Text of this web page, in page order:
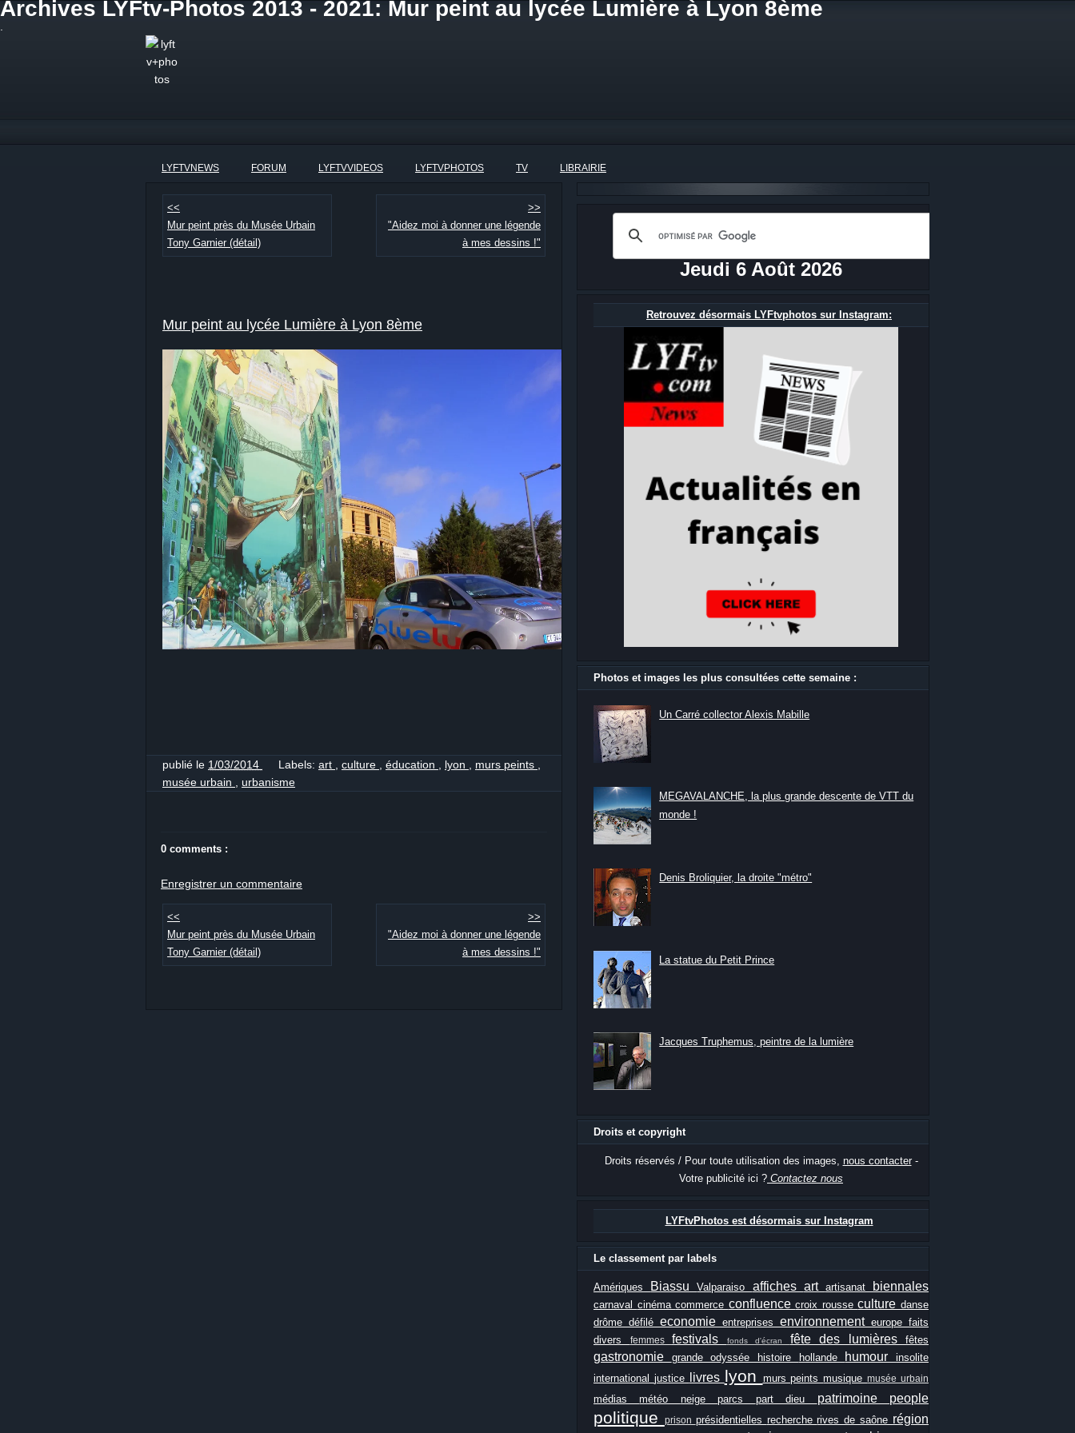
Archives LYFtv-Photos 2013 - 2021: Mur peint au lycée Lumière à Lyon 8ème
LYFTVNEWS FORUM LYFTVVIDEOS LYFTVPHOTOS TV LIBRAIRIE
<<
Mur peint près du Musée Urbain
Tony Garnier (détail)
>>
"Aidez moi à donner une légende
à mes dessins !"
Mur peint au lycée Lumière à Lyon 8ème
publié le 1/03/2014 Labels: art culture éducation lyon murs peints
musée urbain
urbanisme
0 comments :
Enregistrer un commentaire
<<
Mur peint près du Musée Urbain
Tony Garnier (détail)
>>
"Aidez moi à donner une légende
à mes dessins !"
Jeudi 6 Août 2026
Retrouvez désormais LYFtvphotos sur Instagram:
Photos et images les plus consultées cette semaine :
Un Carré collector Alexis Mabille
MEGAVALANCHE, la plus grande descente de VTT du
monde !
Denis Broliquier, la droite "métro"
La statue du Petit Prince
Jacques Truphemus, peintre de la lumière
Droits et copyright
Droits réservés / Pour toute utilisation des images, nous contacter-
Votre publicité ici ? Contactez nous
LYFtvPhotos est désormais sur Instagram
Le classement par labels
Amériques BiassuValparaiso affiches art artisanat biennales
carnaval cinémacommerce confluencecroix rousseculturedanse
drôme défilé economie entreprises environnement europe faits
divers
femmes festivals fonds d'écran fête des lumières fêtes
gastronomie grande odyssée histoire hollande humourinsolite
international justice livres lyon murs peintsmusiquemusée urbain
médiasmétéo neigeparcs part dieu patrimoine people
politique prison présidentielles rechercherives de saône région